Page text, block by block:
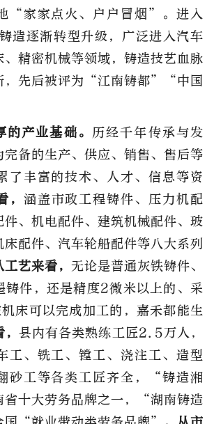
“家家点火、户户冒烟”。进入
造逐渐转型升级，广泛进入汽车
精密机械等领域，铸造技艺血脉
，先后被评为“江南铸都”“中国
的产业基础。 历经千年传承与发
完备的生产、供应、销售、售后等
了丰富的技术、人才、信息等资
， 涵盖市政工程铸件、压力机配
、机电配件、建筑机械配件、玻
配件、汽车轮船配件等八大系列
工艺来看， 无论是普通灰铁铸件、
铸件，还是精度2微米以上的、采
床可以完成加工的，嘉禾都能生
县内有各类熟练工匠2.5万人，
工、铣工、镗工、浇注工、造型
砂工等各类工匠齐全，“铸造湘
十大劳务品牌之一，“湖南铸造